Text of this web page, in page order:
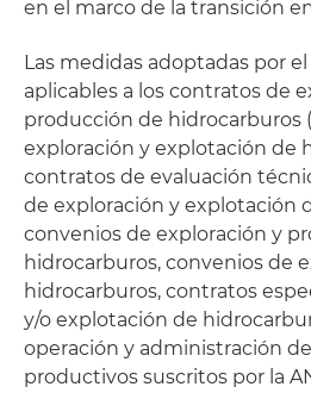
en el marco de la transición
Las medidas adoptadas por
aplicables a los contratos de
producción de hidrocarburos
exploración y explotación de
contratos de evaluación
de exploración y explotación
convenios de exploración y
hidrocarburos, convenios de
hidrocarburos, contratos
y/o explotación de
operación y administración
productivos suscritos por la